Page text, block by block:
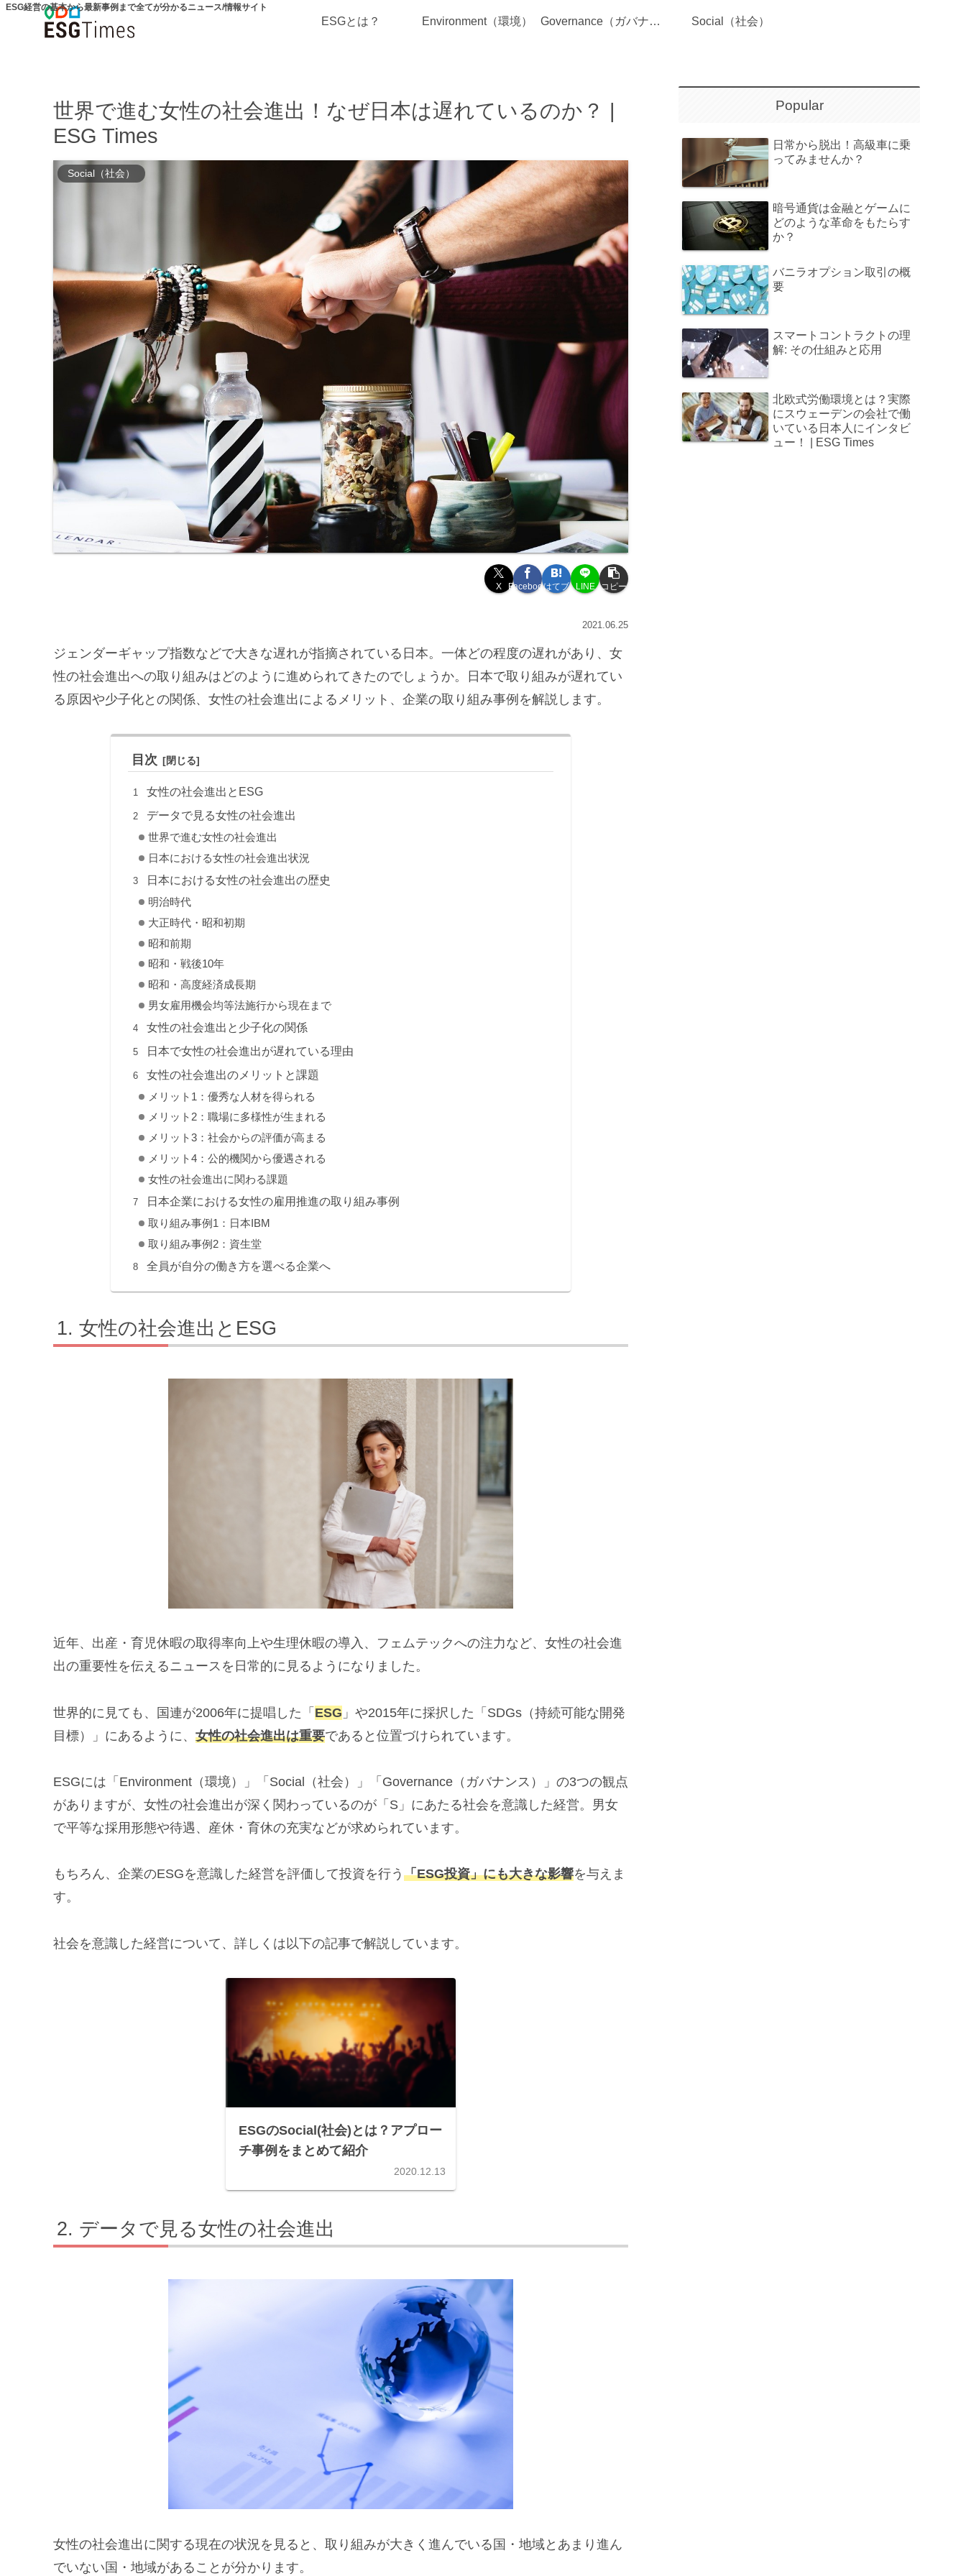
ESG経営の基本から最新事例まで全てが分かるニュース/情報サイト
ESGとは？ Environment（環境） Governance（ガバナンス） Social（社会）
世界で進む女性の社会進出！なぜ日本は遅れているのか？ |
ESG Times
Social（社会）
X Facebookはてブ LINE コピー
2021.06.25
ジェンダーギャップ指数などで大きな遅れが指摘されている日本。一体どの程度の遅れがあり、女
性の社会進出への取り組みはどのように進められてきたのでしょうか。日本で取り組みが遅れてい
る原因や少子化との関係、女性の社会進出によるメリット、企業の取り組み事例を解説します。
目次
女性の社会進出とESG
データで見る女性の社会進出
世界で進む女性の社会進出
日本における女性の社会進出状況
日本における女性の社会進出の歴史
明治時代
大正時代・昭和初期
昭和前期
昭和・戦後10年
昭和・高度経済成長期
男女雇用機会均等法施行から現在まで
女性の社会進出と少子化の関係
日本で女性の社会進出が遅れている理由
女性の社会進出のメリットと課題
メリット1：優秀な人材を得られる
メリット2：職場に多様性が生まれる
メリット3：社会からの評価が高まる
メリット4：公的機関から優遇される
女性の社会進出に関わる課題
日本企業における女性の雇用推進の取り組み事例
取り組み事例1：日本IBM
取り組み事例2：資生堂
全員が自分の働き方を選べる企業へ
女性の社会進出とESG
近年、出産・育児休暇の取得率向上や生理休暇の導入、フェムテックへの注力など、女性の社会進
出の重要性を伝えるニュースを日常的に見るようになりました。
世界的に見ても、国連が2006年に提唱した「 ESG 」や2015年に採択した「SDGs（持続可能な開発
目標）」にあるように、 女性の社会進出は重要であると位置づけられています。
ESGには「Environment（環境）」「Social（社会）」「Governance（ガバナンス）」の3つの観点
がありますが、女性の社会進出が深く関わっているのが「S」にあたる社会を意識した経営。男女
で平等な採用形態や待遇、産休・育休の充実などが求められています。
もちろん、企業のESGを意識した経営を評価して投資を行う 「ESG投資」にも大きな影響を与えま
す。
社会を意識した経営について、詳しくは以下の記事で解説しています。
ESGのSocial(社会)とは？アプロー
チ事例をまとめて紹介
2020.12.13
データで見る女性の社会進出
女性の社会進出に関する現在の状況を見ると、取り組みが大きく進んでいる国・地域とあまり進ん
でいない国・地域があることが分かります。
Popular
日常から脱出！高級車に乗
ってみませんか？
暗号通貨は金融とゲームに
どのような革命をもたらす
か？
バニラオプション取引の概
要
スマートコントラクトの理
解: その仕組みと応用
北欧式労働環境とは？実際
にスウェーデンの会社で働
いている日本人にインタビ
ュー！ | ESG Times